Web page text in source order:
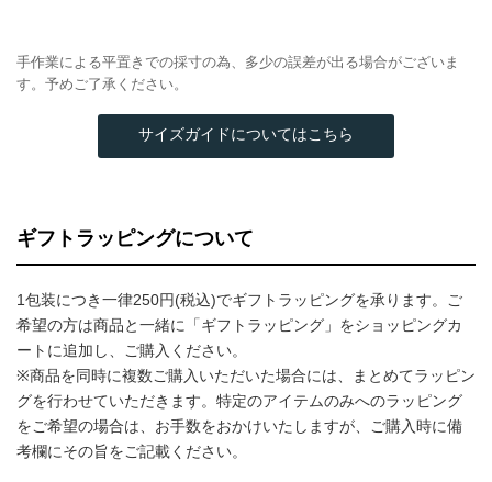
手作業による平置きでの採寸の為、多少の誤差が出る場合がございま
す。予めご了承ください。
サイズガイドについてはこちら
ギフトラッピングについて
1包装につき一律250円(税込)でギフトラッピングを承ります。ご
希望の方は商品と一緒に「ギフトラッピング」をショッピングカ
ートに追加し、ご購入ください。
※商品を同時に複数ご購入いただいた場合には、まとめてラッピン
グを行わせていただきます。特定のアイテムのみへのラッピング
をご希望の場合は、お手数をおかけいたしますが、ご購入時に備
考欄にその旨をご記載ください。